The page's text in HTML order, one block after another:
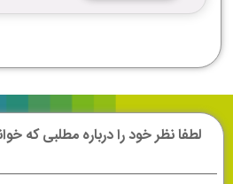
لطفا نظر خود را درباره مطلبی که